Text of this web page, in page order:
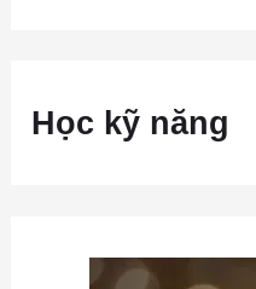
Học kỹ năng